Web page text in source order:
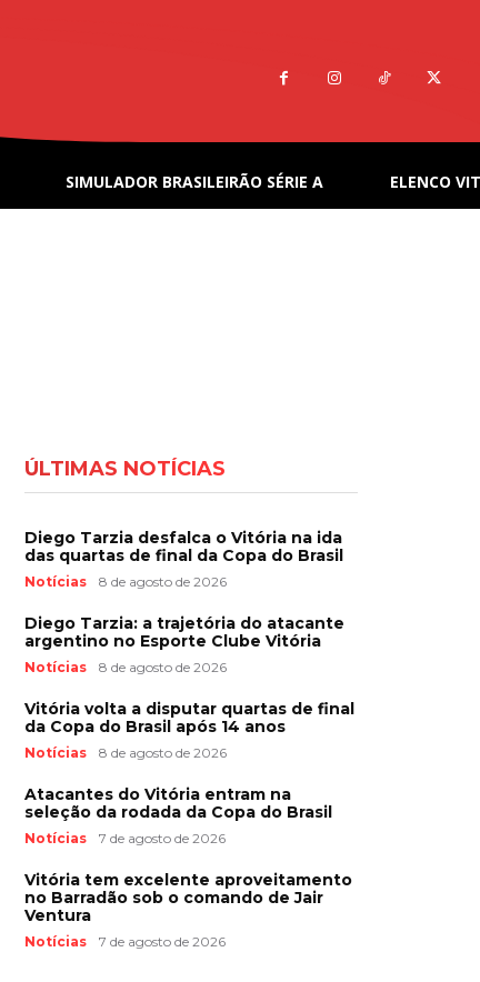
SIMULADOR BRASILEIRÃO SÉRIE A ELENCO
ÚLTIMAS NOTÍCIAS
Diego Tarzia desfalca o Vitória na ida
das quartas de final da Copa do Brasil
Notícias 8 de agosto de 2026
Diego Tarzia: a trajetória do atacante
argentino no Esporte Clube Vitória
Notícias 8 de agosto de 2026
Vitória volta a disputar quartas de final
da Copa do Brasil após 14 anos
Notícias 8 de agosto de 2026
Atacantes do Vitória entram na
seleção da rodada da Copa do Brasil
Notícias 7 de agosto de 2026
Vitória tem excelente aproveitamento
no Barradão sob o comando de Jair
Ventura
Notícias 7 de agosto de 2026